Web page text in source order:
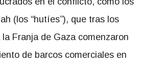
(los “hutíes”), que tras los
Franja de Gaza comenzaron
de barcos comerciales en